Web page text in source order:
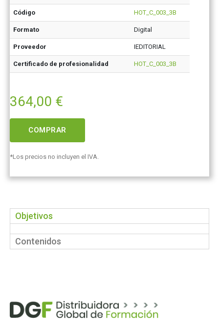
Código HOT_C_003_3B
Formato Digital
Proveedor IEDITORIAL
Certificado de profesionalidad HOT_C_003_3B
364,00 €
COMPRAR
*Los precios no incluyen el IVA.
Objetivos
Contenidos